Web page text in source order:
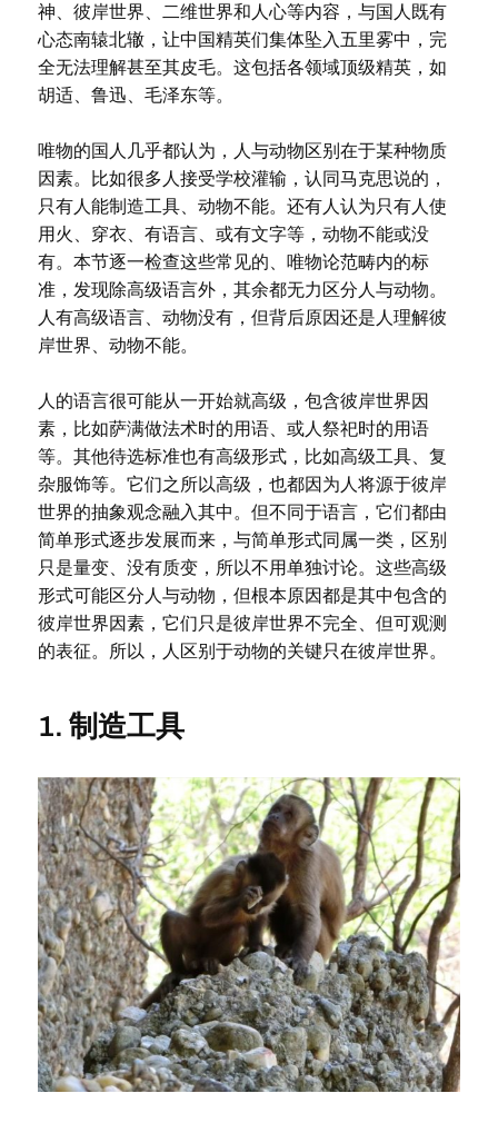
神、彼岸世界、二维世界和人心等内容，与国人既有
心态南辕北辙，让中国精英们集体坠入五里雾中，完
全无法理解甚至其皮毛。这包括各领域顶级精英，如
胡适、鲁迅、毛泽东等。
唯物的国人几乎都认为，人与动物区别在于某种物质
因素。比如很多人接受学校灌输，认同马克思说的，
只有人能制造工具、动物不能。还有人认为只有人使
用火、穿衣、有语言、或有文字等，动物不能或没
有。本节逐一检查这些常见的、唯物论范畴内的标
准，发现除高级语言外，其余都无力区分人与动物。
人有高级语言、动物没有，但背后原因还是人理解彼
岸世界、动物不能。
人的语言很可能从一开始就高级，包含彼岸世界因
素，比如萨满做法术时的用语、或人祭祀时的用语
等。其他待选标准也有高级形式，比如高级工具、复
杂服饰等。它们之所以高级，也都因为人将源于彼岸
世界的抽象观念融入其中。但不同于语言，它们都由
简单形式逐步发展而来，与简单形式同属一类，区别
只是量变、没有质变，所以不用单独讨论。这些高级
形式可能区分人与动物，但根本原因都是其中包含的
彼岸世界因素，它们只是彼岸世界不完全、但可观测
的表征。所以，人区别于动物的关键只在彼岸世界。
1. 制造工具